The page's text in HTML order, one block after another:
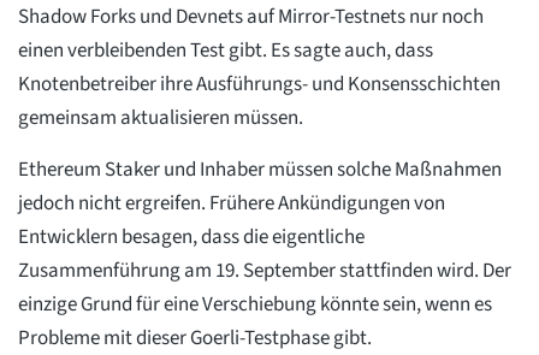
Shadow Forks und Devnets auf Mirror-Testnets nur noch
einen verbleibenden Test gibt. Es sagte auch, dass
Knotenbetreiber ihre Ausführungs- und Konsensschichten
gemeinsam aktualisieren müssen.
Ethereum Staker und Inhaber müssen solche Maßnahmen
jedoch nicht ergreifen. Frühere Ankündigungen von
Entwicklern besagen, dass die eigentliche
Zusammenführung am 19. September stattfinden wird. Der
einzige Grund für eine Verschiebung könnte sein, wenn es
Probleme mit dieser Goerli-Testphase gibt.